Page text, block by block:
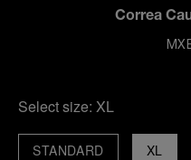
Correa
Select size: XL
XL
STANDARD